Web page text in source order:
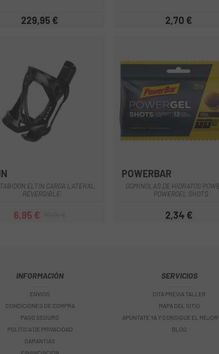
Precio
229,95 € Precio
2,70 €
ELTIN CARGA LATERAL
REVERSIBLE
Precio
6,95 €Precio regular
POWERBAR
GOMINOLAS DE HIDRATOS
POWERGEL SHOTS
Precio
2,34 €
INFORMACIÓN
ENVIOS
CONDICIONES DE COMPRA
PAGO SEGURO
POLÍTICA DE PRIVACIDAD
GARANTÍAS
FINANCIACIÓN
SERVICIOS
CITA PREVIA TALLER
MAPA DEL SITIO
APÚNTATE YA Y CONSIGUE EL MEJOR
BLOG